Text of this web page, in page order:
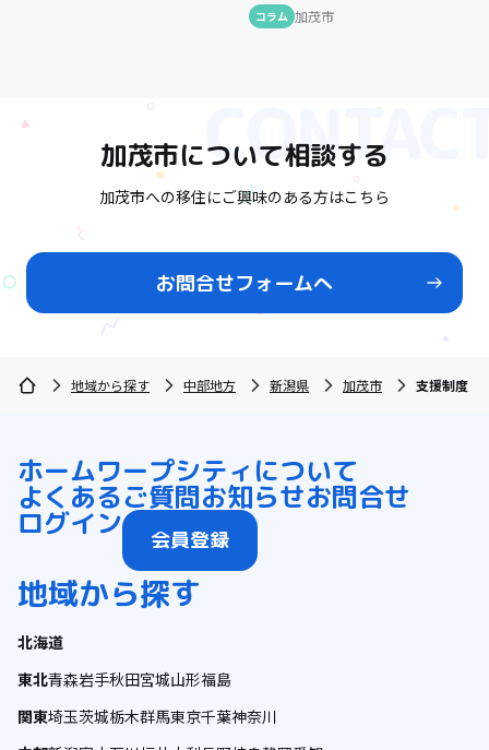
コラム 加茂市
加茂市について相談する
加茂市への移住にご興味のある方はこちら
お問合せフォームへ
地域から探す 中部地方 新潟県 加茂市 支援制度
ホームワープシティについて
よくあるご質問お知らせお問合せ
ログイン 会員登録
地域から探す
北海道
東北青森岩手秋田宮城山形福島
関東埼玉茨城栃木群馬東京千葉神奈川